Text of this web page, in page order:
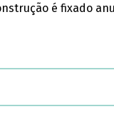
é fixado